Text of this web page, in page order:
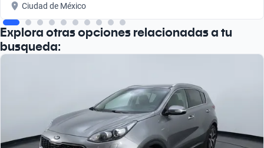
Ciudad de México
Explora otras opciones relacionadas a tu
busqueda: